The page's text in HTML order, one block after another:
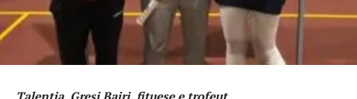
Talentja, Gresi Bajri, fituese e trofeut